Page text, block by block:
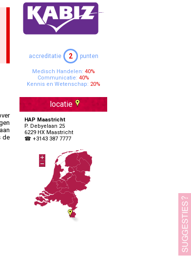
Apothekers Assistenten
OVERIGE SPECIALISMEN
Specialisten Ouderengeneeskunde
accreditatie 2 punten
Medisch Handelen: 40%
Communicatie: 40%
Kennis en Wetenschap: 20%
locatie
HAP Maastricht
P. Debyelaan 25
6229 HX Maastricht
☎ +3143 387 7777
de